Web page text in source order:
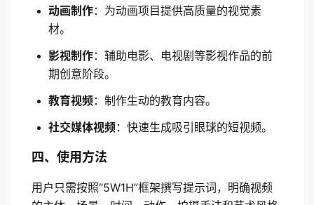
动画制作：为动画项目提供高质量的视觉素
材。
影视制作：辅助电影、电视剧等影视作品的前
期创意阶段。
教育视频：制作生动的教育内容。
社交媒体视频：快速生成吸引眼球的短视频。
四、使用方法
用户只需按照“5W1H”框架撰写提示词，明确视频